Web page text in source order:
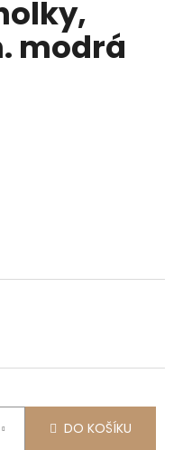
modrá
DO KOŠÍKU